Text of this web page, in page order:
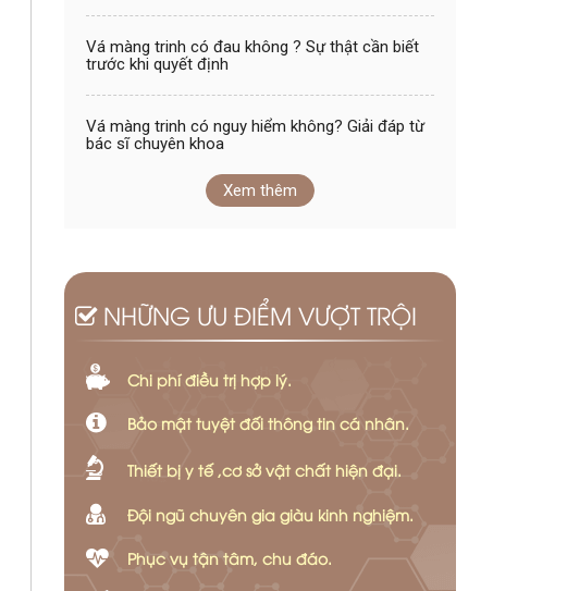
Vá màng trinh có đau không ? Sự thật cần biết
trước khi quyết định
Vá màng trinh có nguy hiểm không? Giải đáp từ
bác sĩ chuyên khoa
Xem thêm
NHỮNG ƯU ĐIỂM VƯỢT TRỘI
Chi phí điều trị hợp lý.
Bảo mật tuyệt đối thông tin cá nhân.
Thiết bị y tế ,cơ sở vật chất hiện đại.
Đội ngũ chuyên gia giàu kinh nghiệm.
Phục vụ tận tâm, chu đáo.